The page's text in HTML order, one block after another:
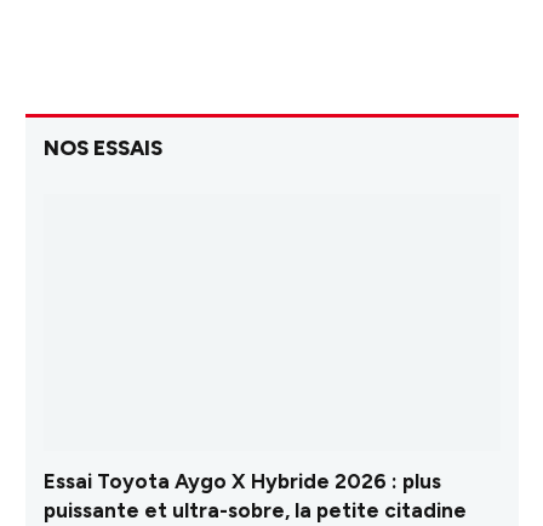
NOS ESSAIS
Essai Toyota Aygo X Hybride 2026 : plus
puissante et ultra-sobre, la petite citadine